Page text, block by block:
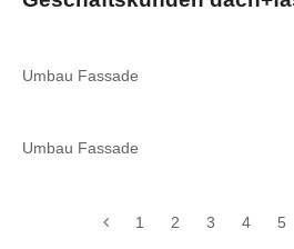
Umbau Fassade
Umbau Fassade
1 2 3 4 5